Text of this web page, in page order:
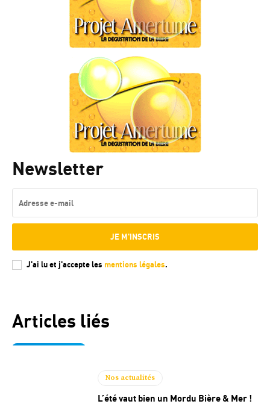
Newsletter
JE M'INSCRIS
J'ai lu et j'accepte les mentions légales.
Articles liés
Nos actualités
L’été vaut bien un Mordu Bière & Mer !